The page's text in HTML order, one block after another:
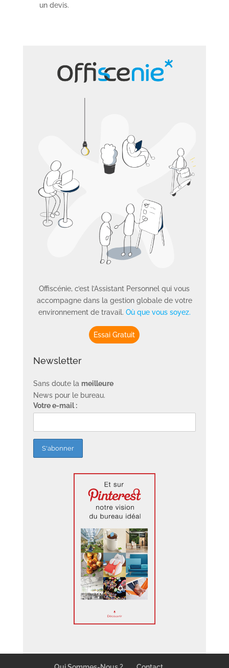
un devis.
Offiscénie, c’est l’Assistant Personnel qui vous
accompagne dans la gestion globale de votre
environnement de travail. Où que vous soyez.
Essai Gratuit
Newsletter
Sans doute la meilleure
News pour le bureau.
Votre e-mail :